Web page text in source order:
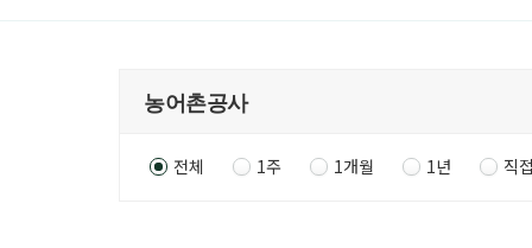
전체 1주 1개월 1년 직